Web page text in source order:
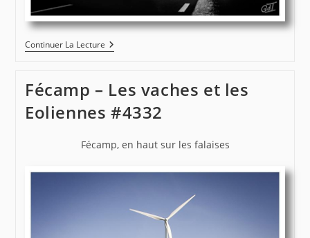
Continuer La LectureBeauce
–
Pour
Le
Futur
Fécamp – Les vaches et les
Eoliennes #4332
Fécamp, en haut sur les falaises